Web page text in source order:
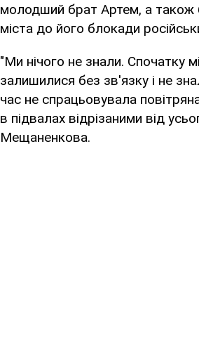
молодший брат Артем, а також
міста до його блокади
"Ми нічого не знали. Спочатку
залишилися без зв'язку і не
час не спрацьовувала
в підвалах відрізаними від
Мещаненкова.